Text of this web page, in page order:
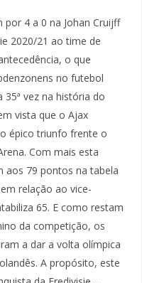
4 a 0 na Johan Cruijff
2020/21 ao time de
o que
no futebol
35ª vez na história do
vista que o Ajax
épico triunfo frente o
Com mais esta
aos 79 pontos na tabela
relação ao vice-
65. E como restam
da competição, os
a dar a volta olímpica
A propósito, este